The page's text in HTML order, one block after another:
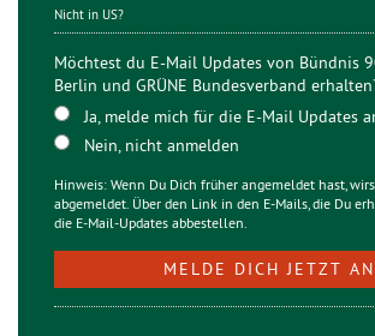
Nicht in US?
Möchtest du E-Mail Updates von Bündnis
Berlin und GRÜNE Bundesverband
Ja, melde mich für die E-Mail Updates
Nein, nicht anmelden
Hinweis: Wenn Du Dich früher angemeldet hast,
abgemeldet. Über den Link in den E-Mails, die Du
die E-Mail-Updates abbestellen.